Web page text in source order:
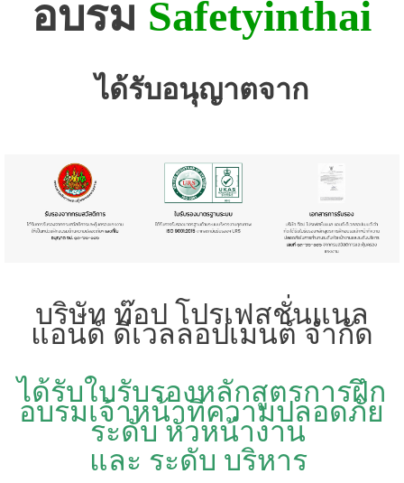
อบรม Safetyinthai
ได้รับอนุญาตจาก
บริษัท ท๊อป โปรเฟสชั่นแนล
แอนด์ ดีเวลลอปเมนต์ จำกัด
ได้รับใบรับรองหลักสูตรการฝึก
อบรมเจ้าหน้าที่ความปลอดภัย
ระดับ หัวหน้างาน
และ ระดับ บริหาร